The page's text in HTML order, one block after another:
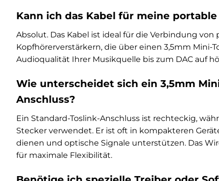
Kann ich das Kabel für meine
Absolut. Das Kabel ist ideal für die Verbindung
Kopfhörerverstärkern, die über einen 3,5mm
Audioqualität Ihrer Musikquelle bis zum DAC auf
Wie unterscheidet sich ein 3,5mm
Anschluss?
Ein Standard-Toslink-Anschluss ist rechteckig,
Stecker verwendet. Er ist oft in kompakteren
dienen und optische Signale unterstützen. Das
für maximale Flexibilität.